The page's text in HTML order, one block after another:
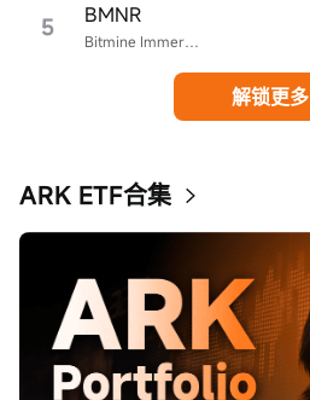
5 Bitmine Immersion Technologies
BMNR
解锁更多
ARK ETF合集